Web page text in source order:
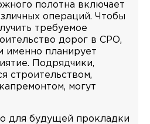
полотна включает
операций. Чтобы
требуемое
дорог в СРО,
именно планирует
Подрядчики,
строительством,
могут
для будущей прокладки